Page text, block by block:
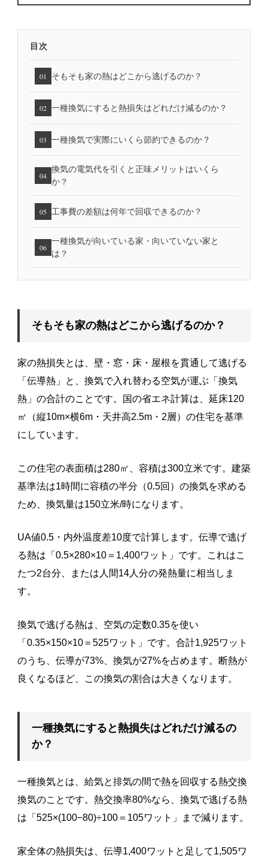
目次
01 そもそも家の熱はどこから逃げるのか？
02 一種換気にすると熱損失はどれだけ減るのか？
03 一種換気で実際にいくら節約できるのか？
04
換気の電気代を引くと正味メリットはいくら
か？
05 工事費の差額は何年で回収できるのか？
06
一種換気が向いている家・向いていない家と
は？
そもそも家の熱はどこから逃げるのか？
家の熱損失とは、壁・窓・床・屋根を貫通して逃げる
「伝導熱」と、換気で入れ替わる空気が運ぶ「換気
熱」の合計のことです。国の省エネ計算は、延床120
㎡（縦10m×横6m・天井高2.5m・2層）の住宅を基準
にしています。
この住宅の表面積は280㎡、容積は300立米です。建築
基準法は1時間に容積の半分（0.5回）の換気を求める
ため、換気量は150立米/時になります。
UA値0.5・内外温度差10度で計算します。伝導で逃げ
る熱は「0.5×280×10＝1,400ワット」です。これはこ
たつ2台分、または人間14人分の発熱量に相当しま
す。
換気で逃げる熱は、空気の定数0.35を使い
「0.35×150×10＝525ワット」です。合計1,925ワット
のうち、伝導が73%、換気が27%を占めます。断熱が
良くなるほど、この換気の割合は大きくなります。
一種換気にすると熱損失はどれだけ減るの
か？
一種換気とは、給気と排気の間で熱を回収する熱交換
換気のことです。熱交換率80%なら、換気で逃げる熱
は「525×(100−80)÷100＝105ワット」まで減ります。
家全体の熱損失は、伝導1,400ワットと足して1,505ワ